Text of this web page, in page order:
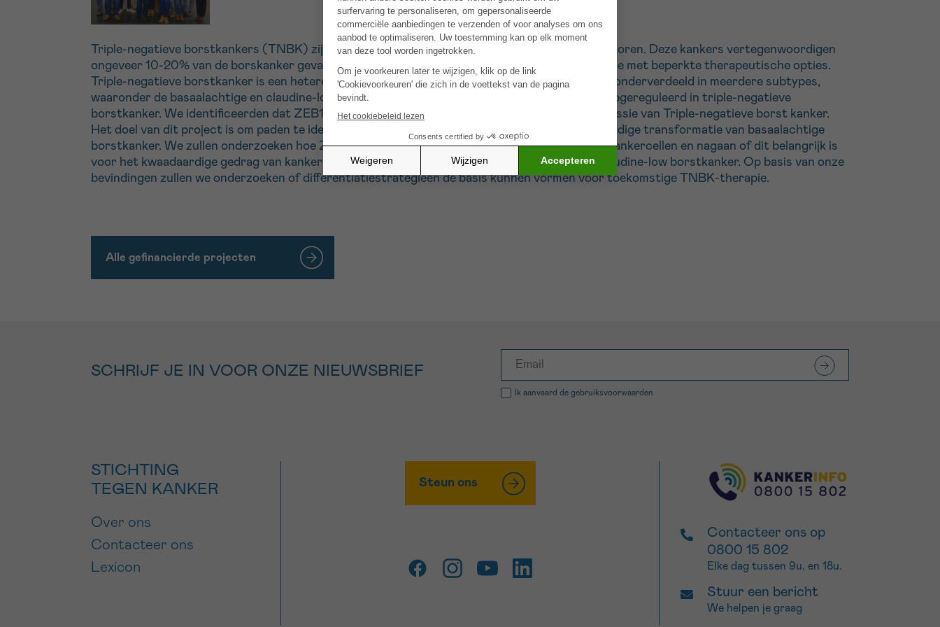
Triple-negatieve borstkankers (TNBK) zijn negatief zijn voor zowel hormoon- als HER2-receptoren. Deze kankers vertegenwoordigen
ongeveer 10-20% van de borskanker gevallen en worden gekenmerkt door een slechte prognose met beperkte therapeutische opties.
Triple-negatieve borstkanker is een heterogene ziekte die op basis van kenmerken kan worden onderverdeeld in meerdere subtypes,
waaronder de basaalachtige en claudine-low subtypen. De nucleaire factor ZEB1 wordt vaak opgereguleerd in triple-negatieve
borstkanker. We identificeerden dat ZEB1 een belangrijke factor is in het onstaan en de progressie van Triple-negatieve borst kanker.
Het doel van dit project is om paden te identificeren die samenwerken met ZEB1 in de kwaadaardige transformatie van basaalachtige
borstkanker. We zullen onderzoeken hoe ZEB1 bijdraagt aan de crosstalk tussen immuun- en kankercellen en nagaan of dit belangrijk is
voor het kwaadaardige gedrag van kankercellen ofimmunosuppressievan basaalachtige en claudine-low borstkanker. Op basis van onze
bevindingen zullen we onderzoeken of differentiatiestrategieën de basis kunnen vormen voor toekomstige TNBK-therapie.
Alle gefinancierde projecten
SCHRIJF JE IN VOOR ONZE NIEUWSBRIEF
Ik aanvaard de gebruiksvoorwaarden
STICHTING
TEGEN KANKER
Over ons
Contacteer ons
Lexicon
Steun ons
Contacteer ons op
0800 15 802
Elke dag tussen 9u. en 18u.
Stuur een bericht
We helpen je graag